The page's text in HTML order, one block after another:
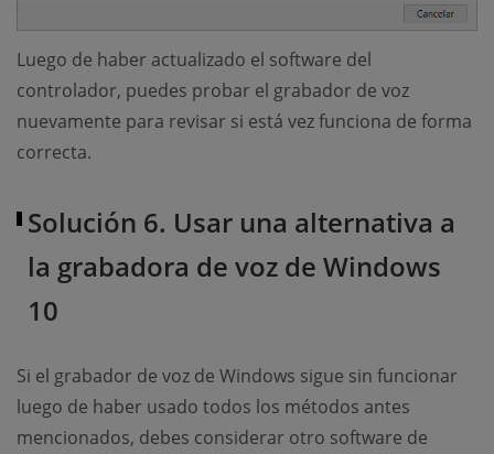
Luego de haber actualizado el software del
controlador, puedes probar el grabador de voz
nuevamente para revisar si está vez funciona de forma
correcta.
Solución 6. Usar una alternativa a
la grabadora de voz de Windows
10
Si el grabador de voz de Windows sigue sin funcionar
luego de haber usado todos los métodos antes
mencionados, debes considerar otro software de